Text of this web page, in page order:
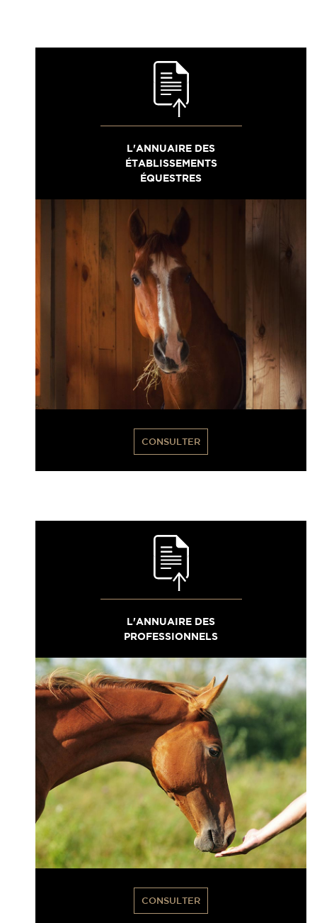
L'ANNUAIRE DES
ÉTABLISSEMENTS
ÉQUESTRES
CONSULTER
L'ANNUAIRE DES
PROFESSIONNELS
CONSULTER